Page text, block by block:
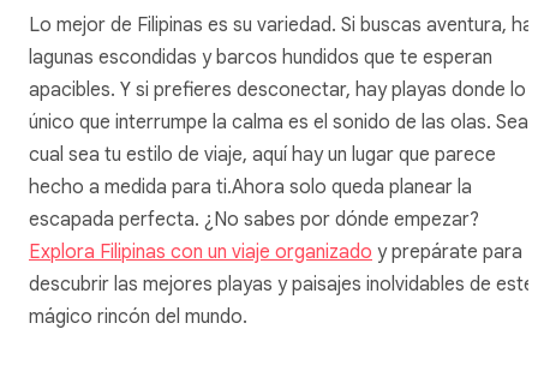
Lo mejor de Filipinas es su variedad. Si buscas aventura,
lagunas escondidas y barcos hundidos que te esperan
apacibles. Y si prefieres desconectar, hay playas donde lo
único que interrumpe la calma es el sonido de las olas. Sea
cual sea tu estilo de viaje, aquí hay un lugar que parece
hecho a medida para ti.Ahora solo queda planear la
escapada perfecta. ¿No sabes por dónde empezar?
Explora Filipinas con un viaje organizado y prepárate para
descubrir las mejores playas y paisajes inolvidables de este
mágico rincón del mundo.